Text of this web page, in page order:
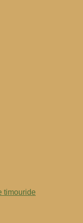
timouride